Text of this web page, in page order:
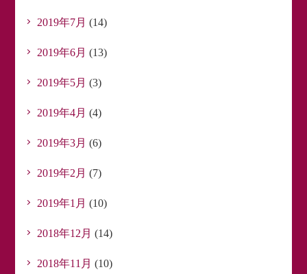
2019年7月 (14)
2019年6月 (13)
2019年5月 (3)
2019年4月 (4)
2019年3月 (6)
2019年2月 (7)
2019年1月 (10)
2018年12月 (14)
2018年11月 (10)